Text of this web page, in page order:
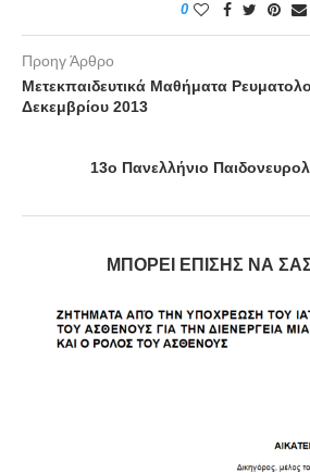
0
Προηγ Άρθρο
Μετεκπαιδευτικά Μαθήματα
Δεκεμβρίου 2013
13ο Πανελλήνιο
ΜΠΟΡΕΊ ΕΠΊΣΗΣ ΝΑ